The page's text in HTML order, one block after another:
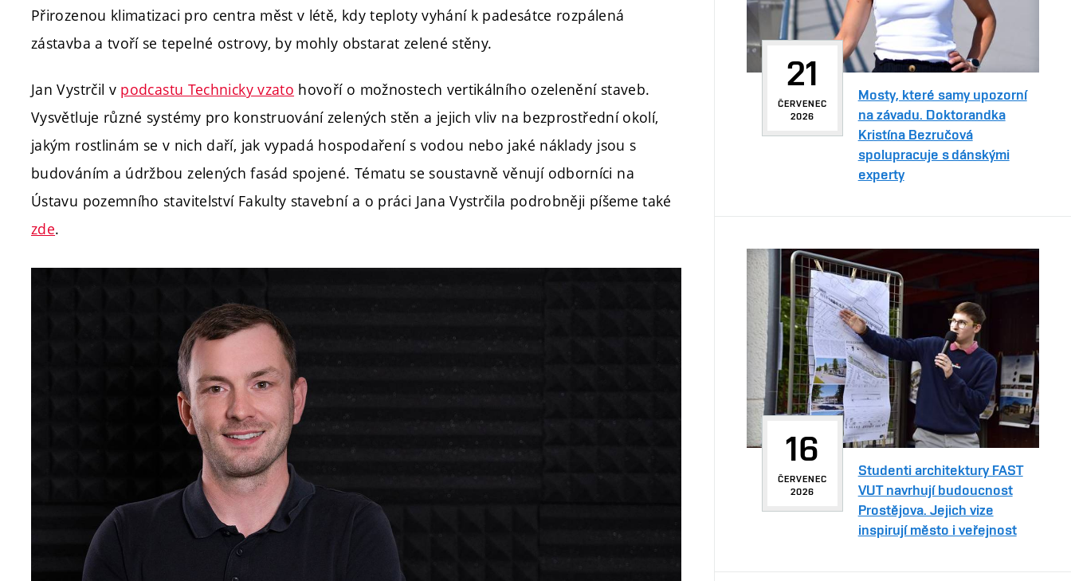
Přirozenou klimatizaci pro centra měst v létě, kdy teploty vyhání k padesátce rozpálená
zástavba a tvoří se tepelné ostrovy, by mohly obstarat zelené stěny.
Jan Vystrčil v podcastu Technicky vzato hovoří o možnostech vertikálního ozelenění staveb.
Vysvětluje různé systémy pro konstruování zelených stěn a jejich vliv na bezprostřední okolí,
jakým rostlinám se v nich daří, jak vypadá hospodaření s vodou nebo jaké náklady jsou s
budováním a údržbou zelených fasád spojené. Tématu se soustavně věnují odborníci na
Ústavu pozemního stavitelství Fakulty stavební a o práci Jana Vystrčila podrobněji píšeme také
zde.
21
ČERVENEC
2026
Mosty, které samy upozorní
na závadu. Doktorandka
Kristína Bezručová
spolupracuje s dánskými
experty
16
ČERVENEC
2026
Studenti architektury FAST
VUT navrhují budoucnost
Prostějova. Jejich vize
inspirují město i veřejnost